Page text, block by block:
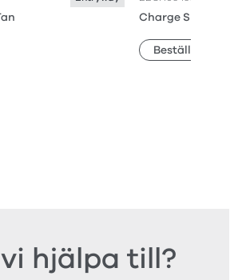
Charge Slide
Beställ prov
hjälpa till?